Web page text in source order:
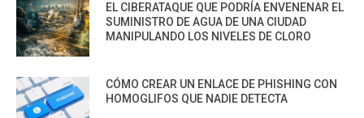
EL CIBERATAQUE QUE PODRÍA ENVENENAR EL
SUMINISTRO DE AGUA DE UNA CIUDAD
MANIPULANDO LOS NIVELES DE CLORO
CÓMO CREAR UN ENLACE DE PHISHING CON
HOMOGLIFOS QUE NADIE DETECTA